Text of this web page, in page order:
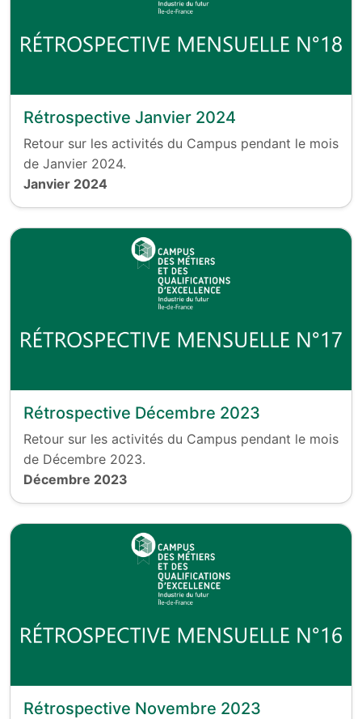
Rétrospective Janvier 2024
Retour sur les activités du Campus pendant le mois
de Janvier 2024.
Janvier 2024
Rétrospective Décembre 2023
Retour sur les activités du Campus pendant le mois
de Décembre 2023.
Décembre 2023
Rétrospective Novembre 2023